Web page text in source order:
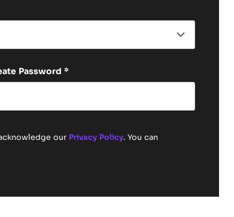
Password *
our Privacy Policy. You can